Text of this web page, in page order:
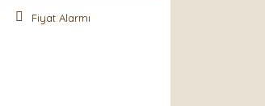
Fiyat Alarmı